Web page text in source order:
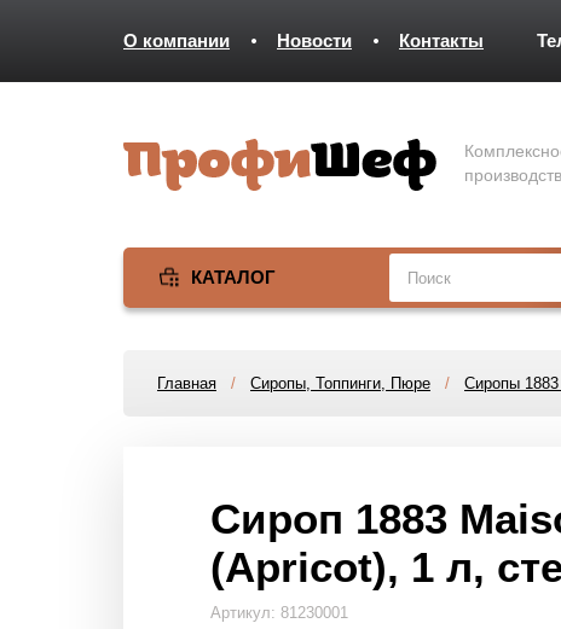
О компании Новости Контакты
КАТАЛОГ
Главная / Сиропы, Топпинги, Пюре / Сиропы
Сироп 1883
(Apricot), 1 л,
Артикул: 81230001